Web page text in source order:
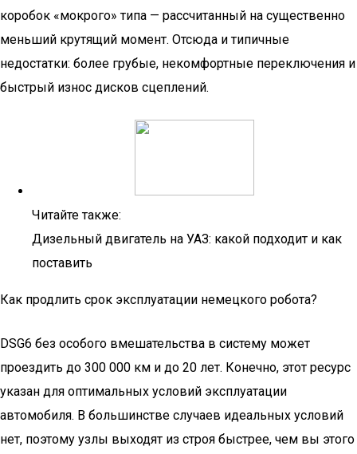
коробок «мокрого» типа — рассчитанный на существенно
меньший крутящий момент. Отсюда и типичные
недостатки: более грубые, некомфортные переключения и
быстрый износ дисков сцеплений.
Читайте также:
Дизельный двигатель на УАЗ: какой подходит и как
поставить
Как продлить срок эксплуатации немецкого робота?
DSG6 без особого вмешательства в систему может
проездить до 300 000 км и до 20 лет. Конечно, этот ресурс
указан для оптимальных условий эксплуатации
автомобиля. В большинстве случаев идеальных условий
нет, поэтому узлы выходят из строя быстрее, чем вы этого